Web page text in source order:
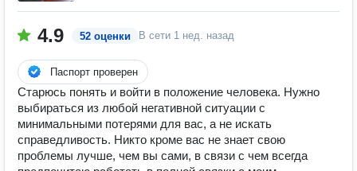
4.9 52 оценки В сети 1 нед. назад
Паспорт проверен
Старюсь понять и войти в положение человека. Нужно
выбираться из любой негативной ситуации с
минимальными потерями для вас, а не искать
справедливость. Никто кроме вас не знает свою
проблемы лучше, чем вы сами, в связи с чем всегда